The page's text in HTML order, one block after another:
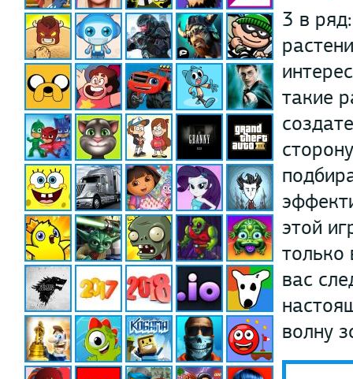
3 в
такие
этой
только
вас
волну